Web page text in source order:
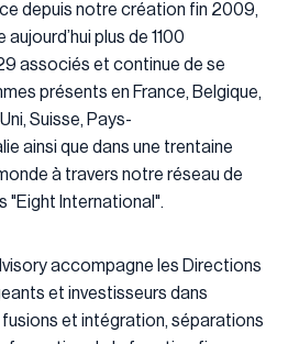
depuis notre création fin 2009,
plus de 1100
associés et continue de se
présents en France, Belgique,
Suisse, Pays-
ainsi que dans une trentaine
à travers notre réseau de
"Eight International".
accompagne les Directions
et investisseurs dans
et intégration, séparations